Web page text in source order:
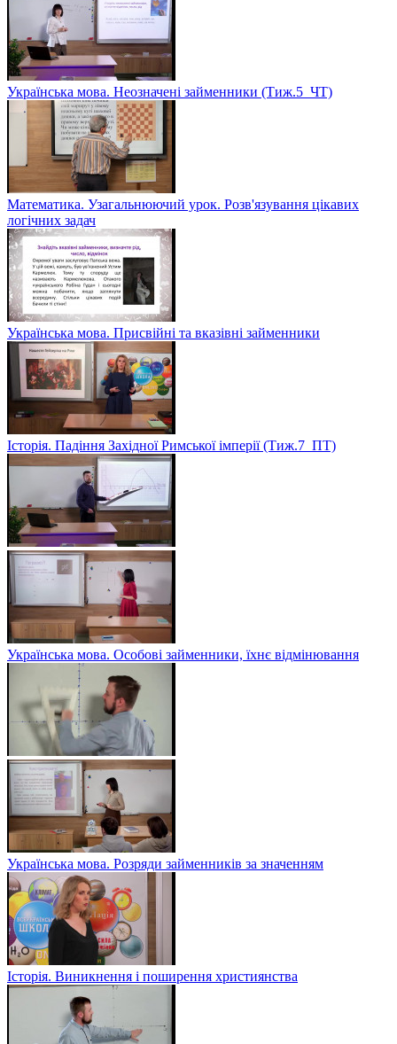
Українська мова. Неозначені займенники (Тиж.5_ЧТ)
Математика. Узагальнюючий урок. Розв'язування цікавих
логічних задач
Українська мова. Присвійні та вказівні займенники
Історія. Падіння Західної Римської імперії (Тиж.7_ПТ)
Українська мова. Особові займенники, їхнє відмінювання
Українська мова. Розряди займенників за значенням
Історія. Виникнення і поширення християнства